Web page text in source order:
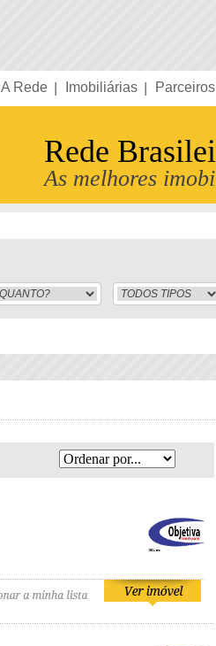
A Rede Imobiliárias Parceiros
Rede
As melhores